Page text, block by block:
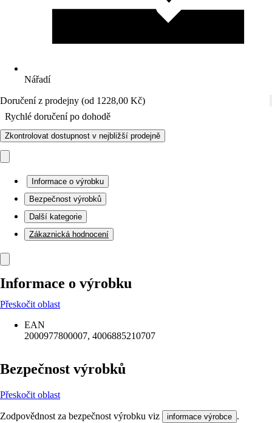
Nářadí
Doručení z prodejny (od 1228,00 Kč)
Rychlé doručení po dohodě
Zkontrolovat dostupnost v nejbližší prodejně
Informace o výrobku
Bezpečnost výrobků
Další kategorie
Zákaznická hodnocení
Informace o výrobku
Přeskočit oblast
EAN
2000977800007, 4006885210707
Bezpečnost výrobků
Přeskočit oblast
Zodpovědnost za bezpečnost výrobku viz informace výrobce .